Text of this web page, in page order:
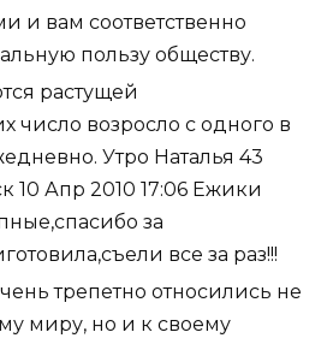
и вам соответственно
пользу обществу.
растущей
число возросло с одного в
Утро Наталья 43
10 Апр 2010 17:06 Ежики
за
все за раз!!!
трепетно относились не
миру, но и к своему